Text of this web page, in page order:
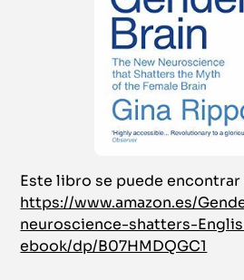
Este libro se puede encontrar
https://www.amazon.es/
neuroscience-shatters-
ebook/dp/B07HMDQGC1